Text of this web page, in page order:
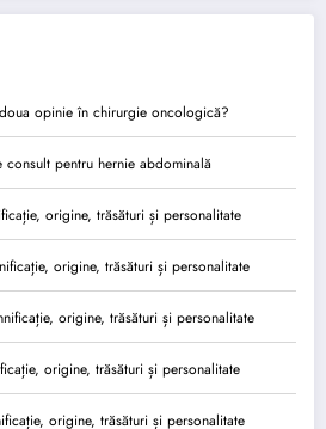
opinie în chirurgie oncologică?
pentru hernie abdominală
origine, trăsături și personalitate
origine, trăsături și personalitate
origine, trăsături și personalitate
origine, trăsături și personalitate
origine, trăsături și personalitate